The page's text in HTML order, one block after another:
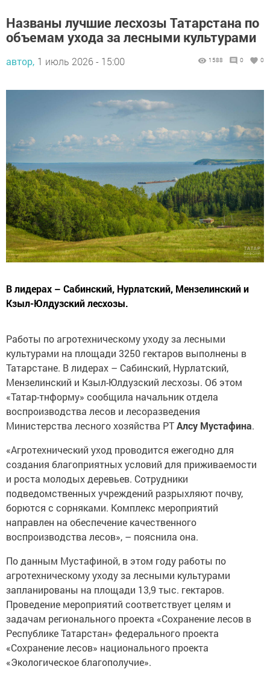
Названы лучшие лесхозы Татарстана по
объемам ухода за лесными культурами
автор, 1 июль 2026 - 15:00 1588 0 0
В лидерах – Сабинский, Нурлатский, Мензелинский и
Кзыл-Юлдузский лесхозы.
Работы по агротехническому уходу за лесными
культурами на площади 3250 гектаров выполнены в
Татарстане. В лидерах – Сабинский, Нурлатский,
Мензелинский и Кзыл-Юлдузский лесхозы. Об этом
«Татар-тнформу» сообщила начальник отдела
воспроизводства лесов и лесоразведения
Министерства лесного хозяйства РТАлсу Мустафина.
«Агротехнический уход проводится ежегодно для
создания благоприятных условий для приживаемости
и роста молодых деревьев. Сотрудники
подведомственных учреждений разрыхляют почву,
борются с сорняками. Комплекс мероприятий
направлен на обеспечение качественного
воспроизводства лесов», – пояснила она.
По данным Мустафиной, в этом году работы по
агротехническому уходу за лесными культурами
запланированы на площади 13,9 тыс. гектаров.
Проведение мероприятий соответствует целям и
задачам регионального проекта «Сохранение лесов в
Республике Татарстан» федерального проекта
«Сохранение лесов» национального проекта
«Экологическое благополучие».